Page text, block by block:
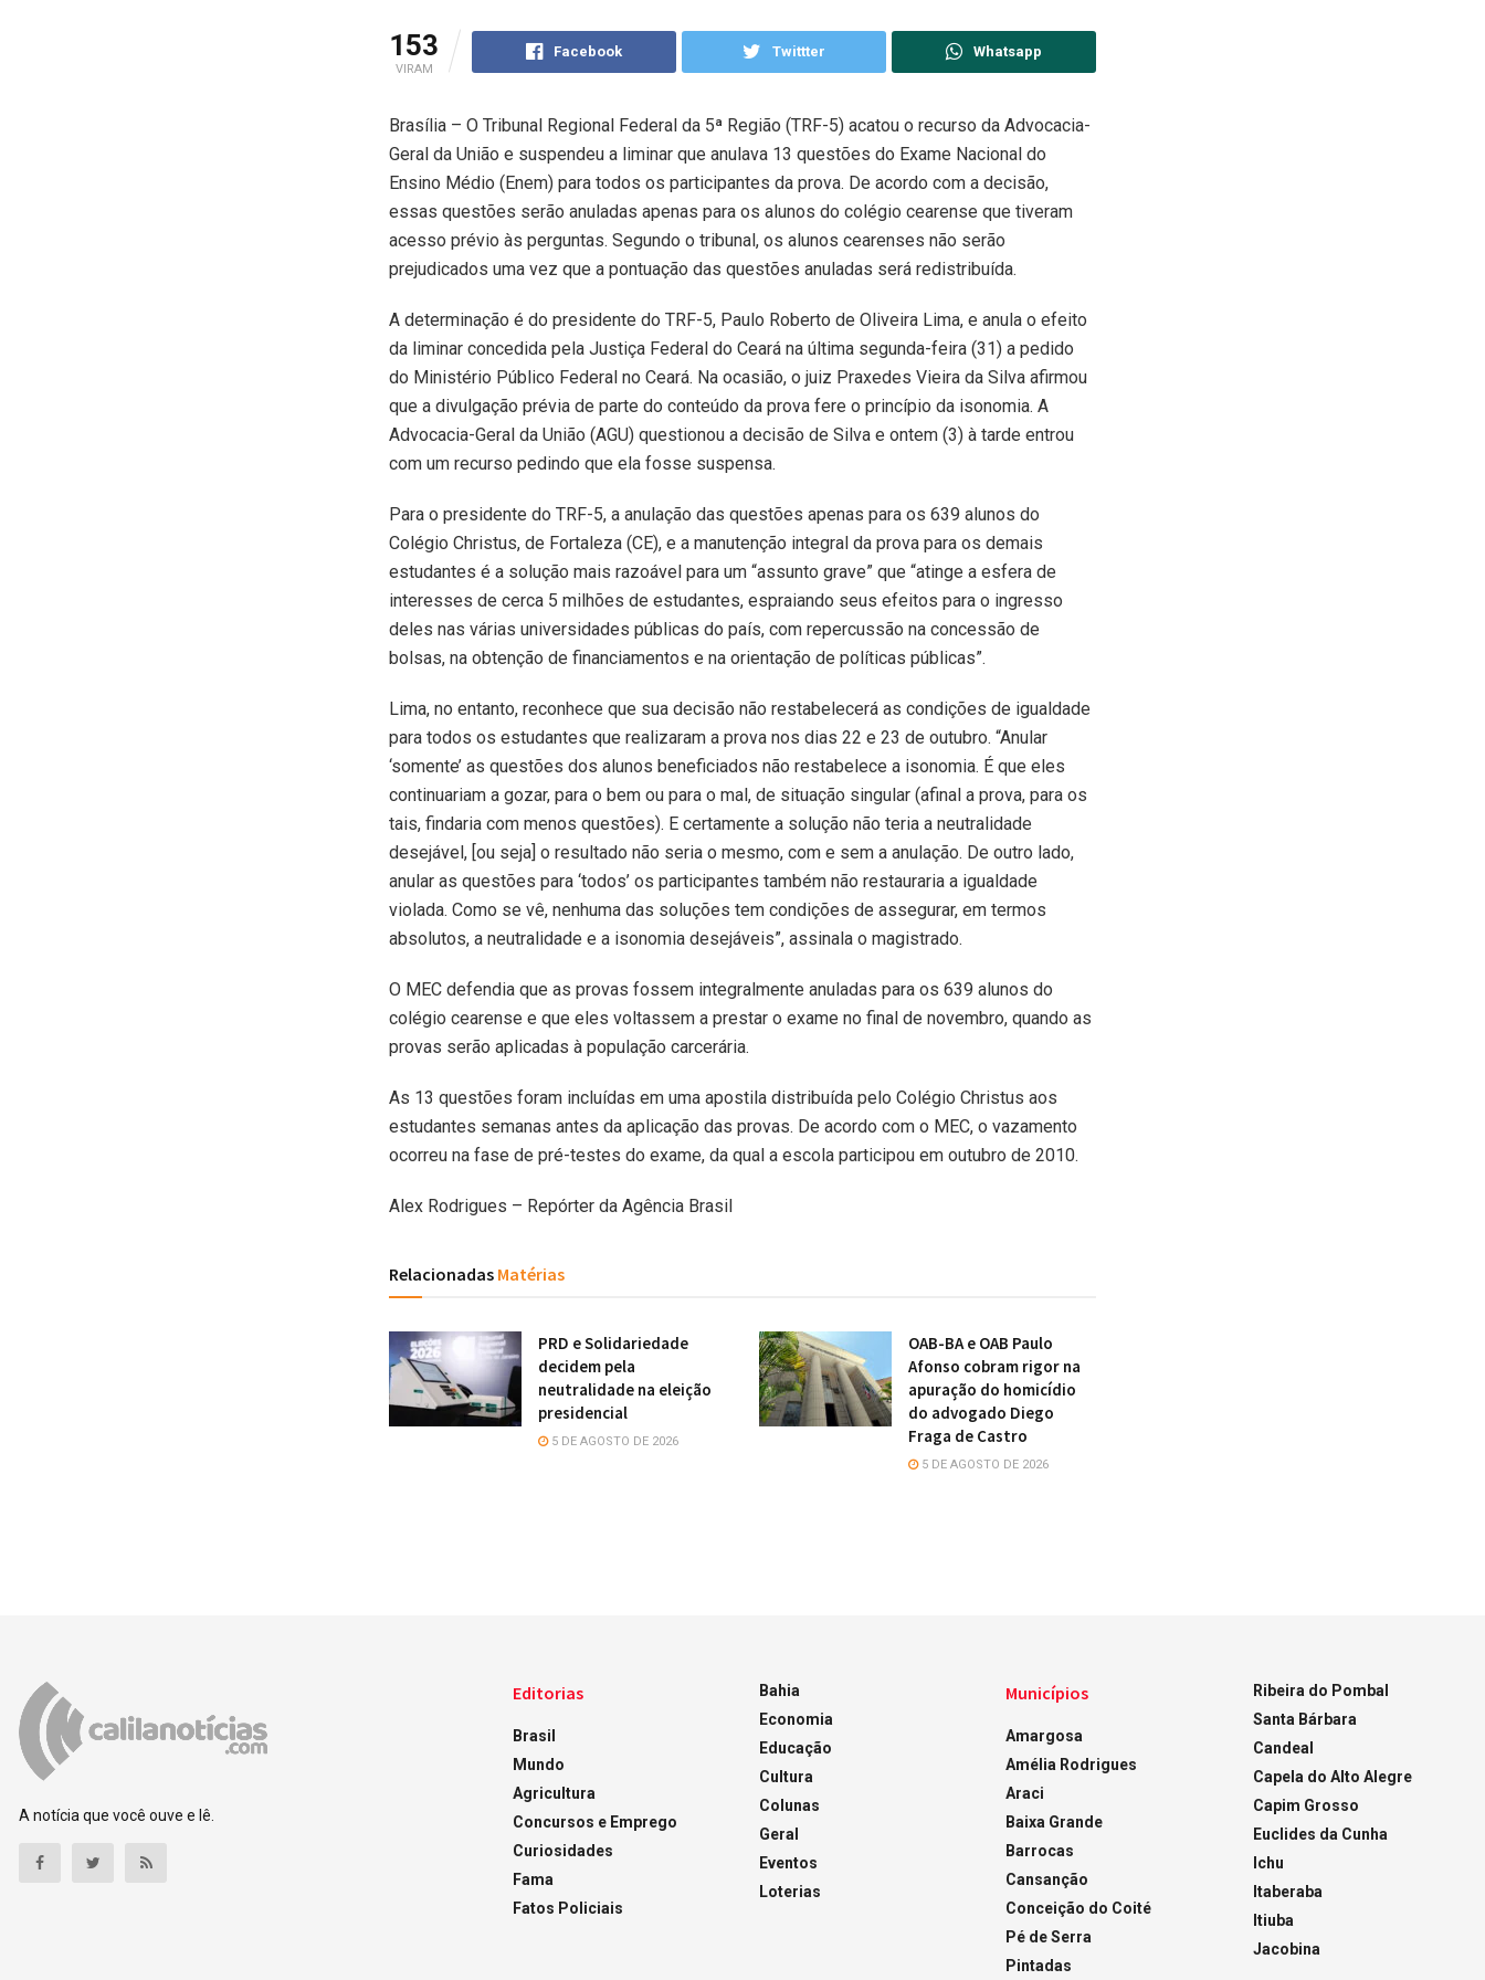
153
VIRAM
Facebook Twittter Whatsapp
Brasília – O Tribunal Regional Federal da 5ª Região (TRF-5) acatou o recurso da Advocacia-
Geral da União e suspendeu a liminar que anulava 13 questões do Exame Nacional do
Ensino Médio (Enem) para todos os participantes da prova. De acordo com a decisão,
essas questões serão anuladas apenas para os alunos do colégio cearense que tiveram
acesso prévio às perguntas. Segundo o tribunal, os alunos cearenses não serão
prejudicados uma vez que a pontuação das questões anuladas será redistribuída.
A determinação é do presidente do TRF-5, Paulo Roberto de Oliveira Lima, e anula o efeito
da liminar concedida pela Justiça Federal do Ceará na última segunda-feira (31) a pedido
do Ministério Público Federal no Ceará. Na ocasião, o juiz Praxedes Vieira da Silva afirmou
que a divulgação prévia de parte do conteúdo da prova fere o princípio da isonomia. A
Advocacia-Geral da União (AGU) questionou a decisão de Silva e ontem (3) à tarde entrou
com um recurso pedindo que ela fosse suspensa.
Para o presidente do TRF-5, a anulação das questões apenas para os 639 alunos do
Colégio Christus, de Fortaleza (CE), e a manutenção integral da prova para os demais
estudantes é a solução mais razoável para um “assunto grave” que “atinge a esfera de
interesses de cerca 5 milhões de estudantes, espraiando seus efeitos para o ingresso
deles nas várias universidades públicas do país, com repercussão na concessão de
bolsas, na obtenção de financiamentos e na orientação de políticas públicas”.
Lima, no entanto, reconhece que sua decisão não restabelecerá as condições de igualdade
para todos os estudantes que realizaram a prova nos dias 22 e 23 de outubro. “Anular
‘somente’ as questões dos alunos beneficiados não restabelece a isonomia. É que eles
continuariam a gozar, para o bem ou para o mal, de situação singular (afinal a prova, para os
tais, findaria com menos questões). E certamente a solução não teria a neutralidade
desejável, [ou seja] o resultado não seria o mesmo, com e sem a anulação. De outro lado,
anular as questões para ‘todos’ os participantes também não restauraria a igualdade
violada. Como se vê, nenhuma das soluções tem condições de assegurar, em termos
absolutos, a neutralidade e a isonomia desejáveis”, assinala o magistrado.
O MEC defendia que as provas fossem integralmente anuladas para os 639 alunos do
colégio cearense e que eles voltassem a prestar o exame no final de novembro, quando as
provas serão aplicadas à população carcerária.
As 13 questões foram incluídas em uma apostila distribuída pelo Colégio Christus aos
estudantes semanas antes da aplicação das provas. De acordo com o MEC, o vazamento
ocorreu na fase de pré-testes do exame, da qual a escola participou em outubro de 2010.
Alex Rodrigues – Repórter da Agência Brasil
Relacionadas Matérias
PRD e Solidariedade
decidem pela
neutralidade na eleição
presidencial
5 DE AGOSTO DE 2026
OAB-BA e OAB Paulo
Afonso cobram rigor na
apuração do homicídio
do advogado Diego
Fraga de Castro
5 DE AGOSTO DE 2026
A notícia que você ouve e lê.
Editorias
Brasil
Mundo
Agricultura
Concursos e Emprego
Curiosidades
Fama
Fatos Policiais
Bahia
Economia
Educação
Cultura
Colunas
Geral
Eventos
Loterias
Municípios
Amargosa
Amélia Rodrigues
Araci
Baixa Grande
Barrocas
Cansanção
Conceição do Coité
Pé de Serra
Pintadas
Ribeira do Pombal
Santa Bárbara
Candeal
Capela do Alto Alegre
Capim Grosso
Euclides da Cunha
Ichu
Itaberaba
Itiuba
Jacobina